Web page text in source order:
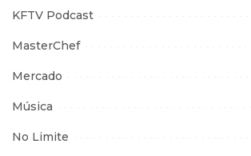
KFTV Podcast
MasterChef
Mercado
Música
No Limite